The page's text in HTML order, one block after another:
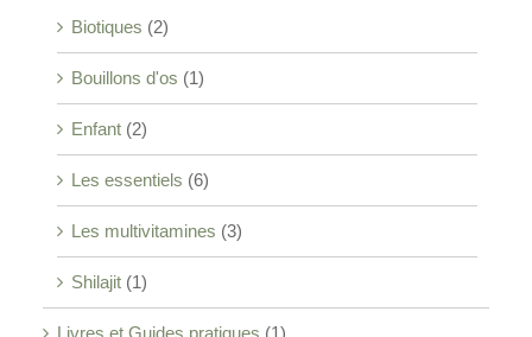
Biotiques (2)
Bouillons d'os (1)
Enfant (2)
Les essentiels (6)
Les multivitamines (3)
Shilajit (1)